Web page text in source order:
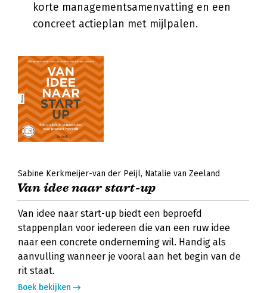
korte managementsamenvatting en een
concreet actieplan met mijlpalen.
Sabine Kerkmeijer-van der Peijl Natalie van Zeeland
Van idee naar start-up
Van idee naar start-up biedt een beproefd
stappenplan voor iedereen die van een ruw idee
naar een concrete onderneming wil. Handig als
aanvulling wanneer je vooral aan het begin van de
rit staat.
Boek bekijken